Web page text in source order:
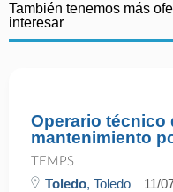
También tenemos más
interesar
Operario técnico
mantenimiento
TEMPS
Toledo, Toledo 11/